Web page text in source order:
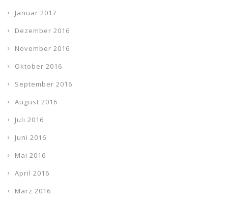
Januar 2017
Dezember 2016
November 2016
Oktober 2016
September 2016
August 2016
Juli 2016
Juni 2016
Mai 2016
April 2016
März 2016